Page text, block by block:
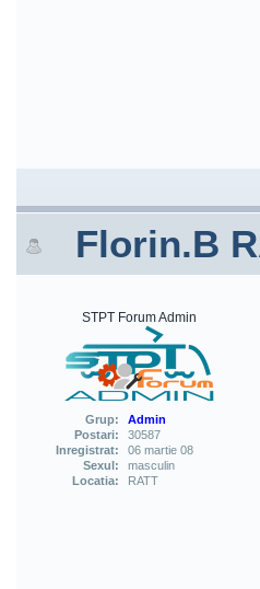
Florin.B
STPT Forum Admin
Grup:
Admin
Postari:
30587
Inregistrat:
06 martie 08
Sexul:
masculin
Locatia:
RATT